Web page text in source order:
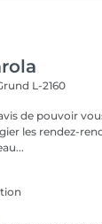
L-2160
vous accueillir
les rendez-